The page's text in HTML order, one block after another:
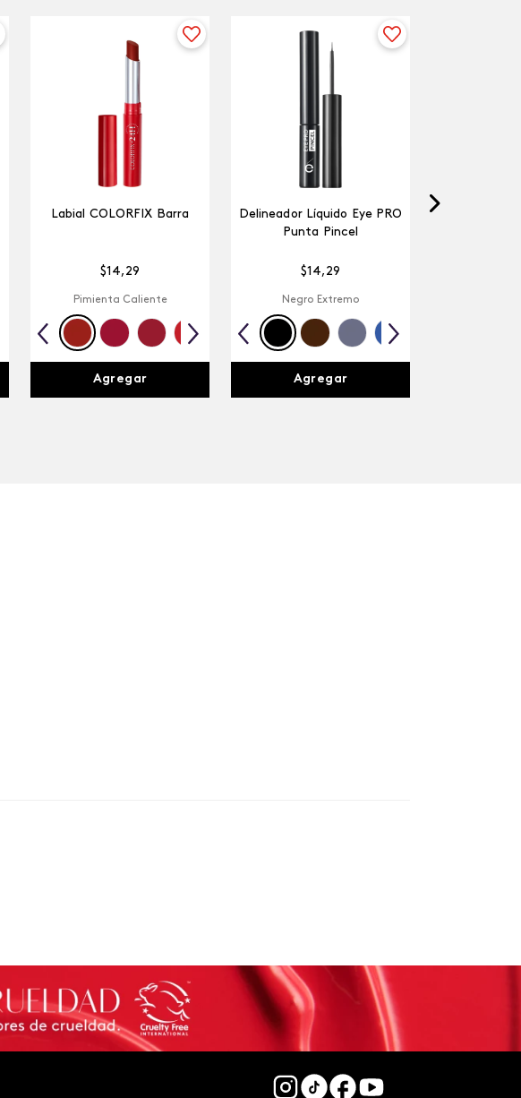
Labial COLORFIX Barra
$14, 29
Pimienta Caliente
Agregar
Delineador Líquido Eye PRO
Punta Pincel
$14, 29
Negro Extremo
Agregar